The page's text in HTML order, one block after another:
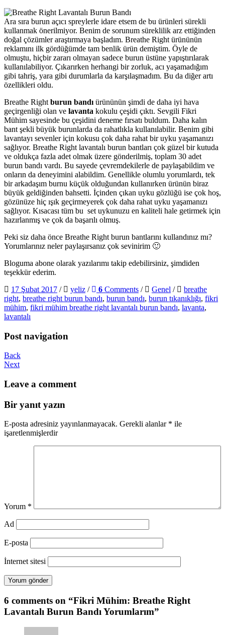
Ara sıra burun açıcı spreylerle idare etsem de bu ürünleri sürekli
kullanmak önerilmiyor. Benim de sorunum süreklilik arz ettiğinden
doğal çözümler araştırmaya başladım. Breathe Right ürününün
reklamını ilk gördüğümde tam benlik ürün demiştim. Öyle de
olmuştu, hiçbir zararı olmayan sadece burun üstüne yapıştırılarak
kullanılabiliyor. Çıkarırken herhangi bir zorluk, acı yaşamadığım
gibi tahriş, yara gibi durumlarla da karşılaşmadım. Bu da diğer artı
özellikleri oldu.
Breathe Right burun bandı ürününün şimdi de daha iyi hava
geçirgenliği olan ve lavanta kokulu çeşidi çıktı. Sevgili Fikri
Mühim sayesinde bu çeşidini deneme fırsatı buldum. Daha kalın
bant şekli büyük burunlarda da rahatlıkla kullanılabilir. Benim gibi
lavantayı sevenler için kokusu çok daha rahat bir uyku yaşamanızı
sağlıyor. Breathe Right lavantalı burun bantları çok güzel bir kutuda
ve oldukça fazla adet olmak üzere gönderilmiş, toplam 30 adet
burun bandı vardı. Bu sayede çevremdekilerle de paylaşabildim ve
onların da deneyimini alabildim. Genellikle olumlu yorumlardı, tek
bir arkadaşım burnu küçük olduğundan kullanırken ürünün biraz
büyük geldiğinden bahsetti. İçinden çıkan uyku gözlüğü ise çok hoş,
gözünüze hiç ışık geçirmeyerek çok daha rahat uyku yaşamanızı
sağlıyor. Kısacası tüm bu set uykunuzu en kaliteli hale getirmek için
hazırlanmış ve çok da başarılı olmuş.
Peki siz daha önce Breathe Right burun bantlarını kullandınız mı?
Yorumlarınız neler paylaşırsanız çok sevinirim 🙂
Bloguma abone olarak yazılarımı takip edebilirsiniz, şimdiden
teşekkür ederim.
17 Şubat 2017 / yeliz / 6 Comments / Genel /
breathe
right, breathe right burun bandı, burun bandı, burun tıkanıklığı, fikri
mühim, fikri mühim breathe right lavantalı burun bandı, lavanta,
lavantalı
Post navigation
Back
Next
Leave a comment
Bir yanıt yazın
E-posta adresiniz yayınlanmayacak. Gerekli alanlar * ile
işaretlenmişlerdir
Yorum *
Ad
E-posta
İnternet sitesi
6 comments on “Fikri Mühim: Breathe Right
Lavantalı Burun Bandı Yorumlarım”